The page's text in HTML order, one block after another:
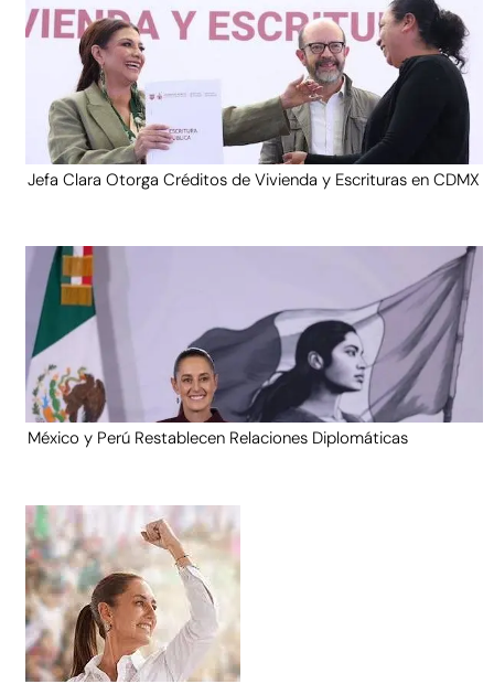
Jefa Clara Otorga Créditos de Vivienda y Escrituras en CDMX
México y Perú Restablecen Relaciones Diplomáticas